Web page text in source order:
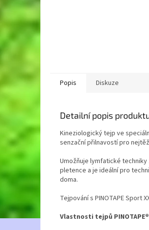
Popis Diskuze
Detailní popis
Kineziologický tejp ve
senzační přilnavostí pro
Umožňuje lymfatické
pletence a je ideální pro
doma.
Tejpování s PINOTAPE Sport
Vlastnosti tejpů